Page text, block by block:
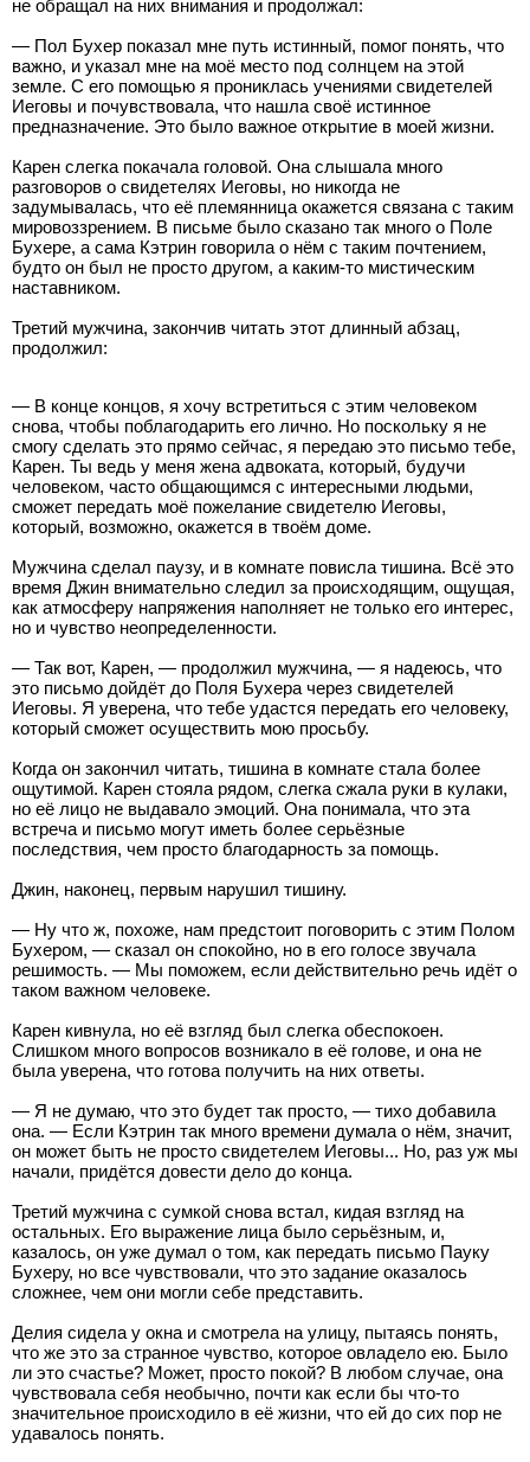
не обращал на них внимания и продолжал:
— Пол Бухер показал мне путь истинный, помог понять, что
важно, и указал мне на моё место под солнцем на этой
земле. С его помощью я прониклась учениями свидетелей
Иеговы и почувствовала, что нашла своё истинное
предназначение. Это было важное открытие в моей жизни.
Карен слегка покачала головой. Она слышала много
разговоров о свидетелях Иеговы, но никогда не
задумывалась, что её племянница окажется связана с таким
мировоззрением. В письме было сказано так много о Поле
Бухере, а сама Кэтрин говорила о нём с таким почтением,
будто он был не просто другом, а каким-то мистическим
наставником.
Третий мужчина, закончив читать этот длинный абзац,
продолжил:
— В конце концов, я хочу встретиться с этим человеком
снова, чтобы поблагодарить его лично. Но поскольку я не
смогу сделать это прямо сейчас, я передаю это письмо тебе,
Карен. Ты ведь у меня жена адвоката, который, будучи
человеком, часто общающимся с интересными людьми,
сможет передать моё пожелание свидетелю Иеговы,
который, возможно, окажется в твоём доме.
Мужчина сделал паузу, и в комнате повисла тишина. Всё это
время Джин внимательно следил за происходящим, ощущая,
как атмосферу напряжения наполняет не только его интерес,
но и чувство неопределенности.
— Так вот, Карен, — продолжил мужчина, — я надеюсь, что
это письмо дойдёт до Поля Бухера через свидетелей
Иеговы. Я уверена, что тебе удастся передать его человеку,
который сможет осуществить мою просьбу.
Когда он закончил читать, тишина в комнате стала более
ощутимой. Карен стояла рядом, слегка сжала руки в кулаки,
но её лицо не выдавало эмоций. Она понимала, что эта
встреча и письмо могут иметь более серьёзные
последствия, чем просто благодарность за помощь.
Джин, наконец, первым нарушил тишину.
— Ну что ж, похоже, нам предстоит поговорить с этим Полом
Бухером, — сказал он спокойно, но в его голосе звучала
решимость. — Мы поможем, если действительно речь идёт о
таком важном человеке.
Карен кивнула, но её взгляд был слегка обеспокоен.
Слишком много вопросов возникало в её голове, и она не
была уверена, что готова получить на них ответы.
— Я не думаю, что это будет так просто, — тихо добавила
она. — Если Кэтрин так много времени думала о нём, значит,
он может быть не просто свидетелем Иеговы... Но, раз уж мы
начали, придётся довести дело до конца.
Третий мужчина с сумкой снова встал, кидая взгляд на
остальных. Его выражение лица было серьёзным, и,
казалось, он уже думал о том, как передать письмо Пауку
Бухеру, но все чувствовали, что это задание оказалось
сложнее, чем они могли себе представить.
Делия сидела у окна и смотрела на улицу, пытаясь понять,
что же это за странное чувство, которое овладело ею. Было
ли это счастье? Может, просто покой? В любом случае, она
чувствовала себя необычно, почти как если бы что-то
значительное происходило в её жизни, что ей до сих пор не
удавалось понять.